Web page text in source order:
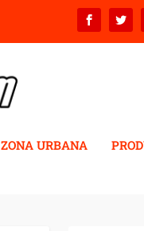
ZONA URBANA